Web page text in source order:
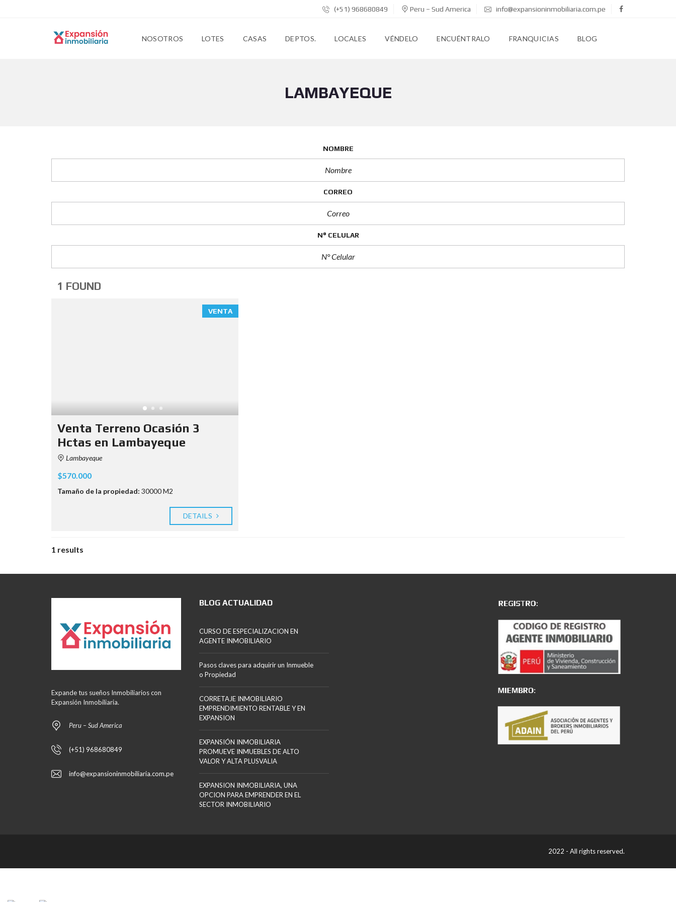
(+51) 968680849 Peru – Sud America info@expansioninmobiliaria.com.pe
NOSOTROS LOTES CASAS DEPTOS. LOCALES VÉNDELO ENCUÉNTRALO FRANQUICIAS BLOG
LAMBAYEQUE
NOMBRE
CORREO
N° CELULAR
1 FOUND
VENTA
Venta Terreno Ocasión 3
Hctas en Lambayeque
Lambayeque
$570.000
Tamaño de la propiedad: 30000 M2
DETAILS
1 results
Expande tus sueños Inmobiliarios con
Expansión Inmobiliaria.
Peru – Sud America
(+51) 968680849
info@expansioninmobiliaria.com.pe
BLOG ACTUALIDAD
CURSO DE ESPECIALIZACION EN
AGENTE INMOBILIARIO
Pasos claves para adquirir un Inmueble
o Propiedad
CORRETAJE INMOBILIARIO
EMPRENDIMIENTO RENTABLE Y EN
EXPANSION
EXPANSIÓN INMOBILIARIA
PROMUEVE INMUEBLES DE ALTO
VALOR Y ALTA PLUSVALIA
EXPANSION INMOBILIARIA, UNA
OPCION PARA EMPRENDER EN EL
SECTOR INMOBILIARIO
2022 - All rights reserved.